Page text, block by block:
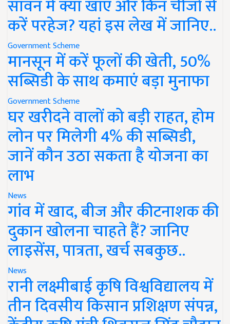
सावन में क्या खाएं और किन चीजों से
करें परहेज? यहां इस लेख में जानिए..
Government Scheme
मानसून में करें फूलों की खेती, 50%
सब्सिडी के साथ कमाएं बड़ा मुनाफा
Government Scheme
घर खरीदने वालों को बड़ी राहत, होम
लोन पर मिलेगी 4% की सब्सिडी,
जानें कौन उठा सकता है योजना का
लाभ
News
गांव में खाद, बीज और कीटनाशक की
दुकान खोलना चाहते हैं? जानिए
लाइसेंस, पात्रता, खर्च सबकुछ..
News
रानी लक्ष्मीबाई कृषि विश्वविद्यालय में
तीन दिवसीय किसान प्रशिक्षण संपन्न,